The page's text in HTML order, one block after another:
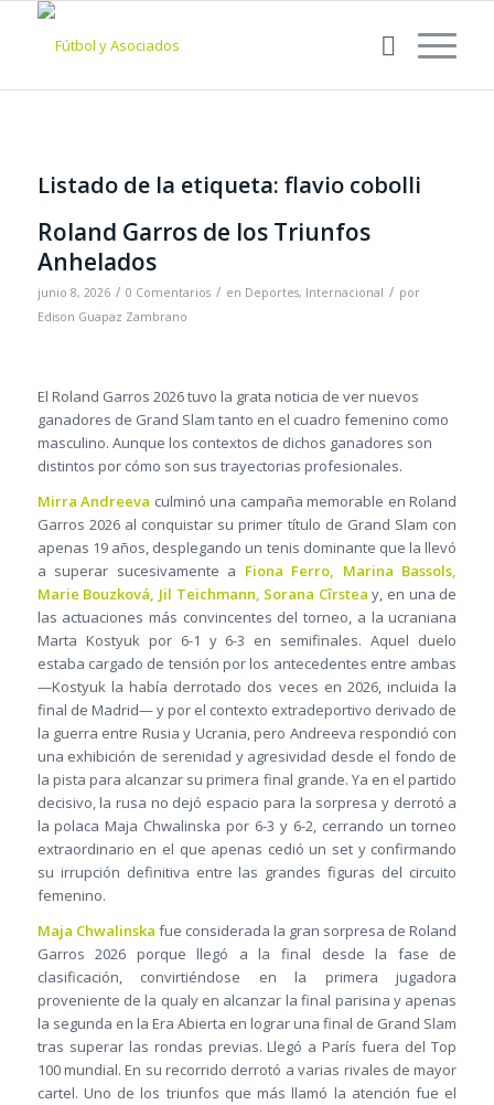
Listado de la etiqueta: flavio cobolli
Roland Garros de los Triunfos
Anhelados
junio 8, 2026 / 0 Comentarios / en Deportes, Internacional / por
Edison Guapaz Zambrano
El Roland Garros 2026 tuvo la grata noticia de ver nuevos
ganadores de Grand Slam tanto en el cuadro femenino como
masculino. Aunque los contextos de dichos ganadores son
distintos por cómo son sus trayectorias profesionales.
Mirra Andreeva culminó una campaña memorable en Roland
Garros 2026 al conquistar su primer título de Grand Slam con
apenas 19 años, desplegando un tenis dominante que la llevó
a superar sucesivamente a Fiona Ferro, Marina Bassols,
Marie Bouzková, Jil Teichmann, Sorana Cîrstea y, en una de
las actuaciones más convincentes del torneo, a la ucraniana
Marta Kostyuk por 6-1 y 6-3 en semifinales. Aquel duelo
estaba cargado de tensión por los antecedentes entre ambas
—Kostyuk la había derrotado dos veces en 2026, incluida la
final de Madrid— y por el contexto extradeportivo derivado de
la guerra entre Rusia y Ucrania, pero Andreeva respondió con
una exhibición de serenidad y agresividad desde el fondo de
la pista para alcanzar su primera final grande. Ya en el partido
decisivo, la rusa no dejó espacio para la sorpresa y derrotó a
la polaca Maja Chwalinska por 6-3 y 6-2, cerrando un torneo
extraordinario en el que apenas cedió un set y confirmando
su irrupción definitiva entre las grandes figuras del circuito
femenino.
Maja Chwalinska fue considerada la gran sorpresa de Roland
Garros 2026 porque llegó a la final desde la fase de
clasificación, convirtiéndose en la primera jugadora
proveniente de la qualy en alcanzar la final parisina y apenas
la segunda en la Era Abierta en lograr una final de Grand Slam
tras superar las rondas previas. Llegó a París fuera del Top
100 mundial. En su recorrido derrotó a varias rivales de mayor
cartel. Uno de los triunfos que más llamó la atención fue el